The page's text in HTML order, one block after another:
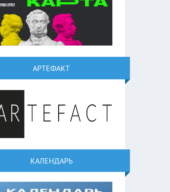
АРТЕФАКТ
КАЛЕНДАРЬ